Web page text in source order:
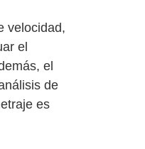
velocidad,
el
el
de
es